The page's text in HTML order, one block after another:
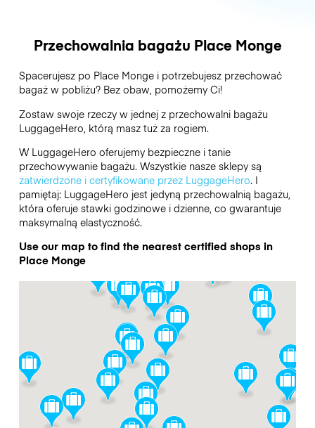
Przechowalnia bagażu Place Monge
Spacerujesz po Place Monge i potrzebujesz przechować
bagaż w pobliżu? Bez obaw, pomożemy Ci!
Zostaw swoje rzeczy w jednej z przechowalni bagażu
LuggageHero , którą masz tuż za rogiem.
W LuggageHero oferujemy bezpieczne i tanie
przechowywanie bagażu. Wszystkie nasze sklepy są
zatwierdzone i certyfikowane przez LuggageHero. I
pamiętaj: LuggageHero jest jedyną przechowalnią bagażu,
która oferuje stawki godzinowe i dzienne, co gwarantuje
maksymalną elastyczność.
Use our map to find the nearest certified shops in
Place Monge